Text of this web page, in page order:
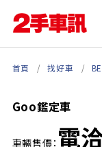
首頁 找好車
Goo鑑定車
車輛售價： 電